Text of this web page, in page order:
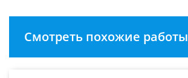
Смотреть похожие работы